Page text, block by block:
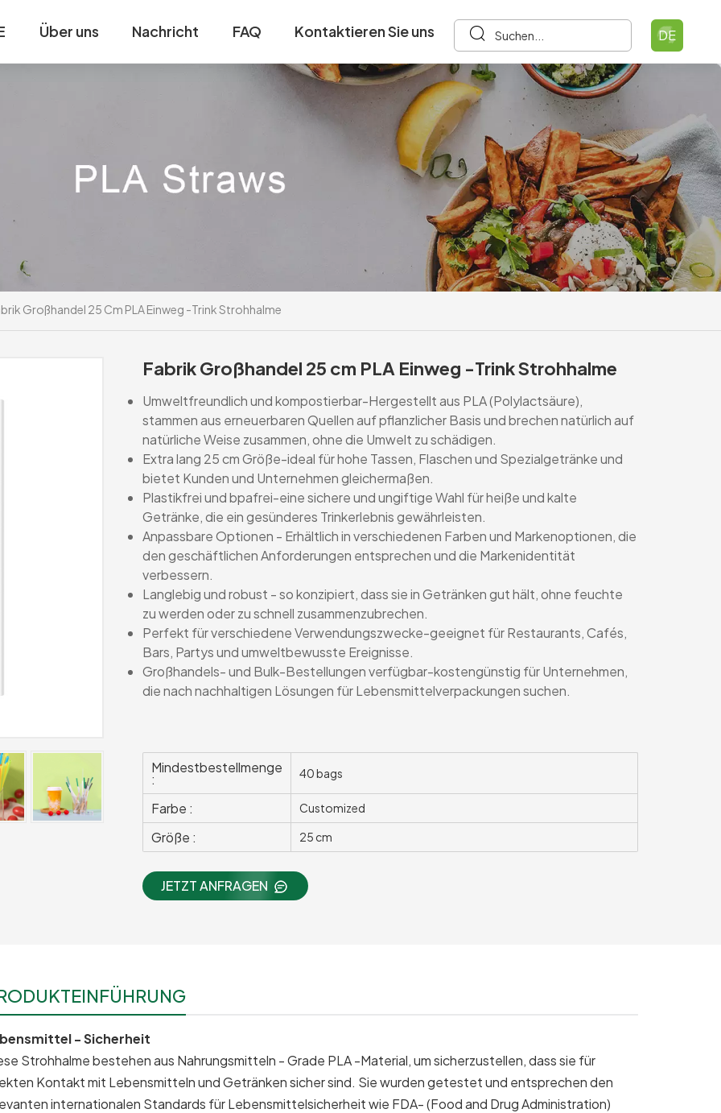
Über uns Nachricht FAQ Kontaktieren Sie uns DE
Großhandel 25 Cm PLA Einweg -Trink Strohhalme
Fabrik Großhandel 25 cm PLA Einweg -Trink Strohhalme
Umweltfreundlich und kompostierbar-Hergestellt aus PLA (Polylactsäure),
stammen aus erneuerbaren Quellen auf pflanzlicher Basis und brechen natürlich auf
natürliche Weise zusammen, ohne die Umwelt zu schädigen.
Extra lang 25 cm Größe-ideal für hohe Tassen, Flaschen und Spezialgetränke und
bietet Kunden und Unternehmen gleichermaßen.
Plastikfrei und bpafrei-eine sichere und ungiftige Wahl für heiße und kalte
Getränke, die ein gesünderes Trinkerlebnis gewährleisten.
Anpassbare Optionen - Erhältlich in verschiedenen Farben und Markenoptionen, die
den geschäftlichen Anforderungen entsprechen und die Markenidentität
verbessern.
Langlebig und robust - so konzipiert, dass sie in Getränken gut hält, ohne feuchte
zu werden oder zu schnell zusammenzubrechen.
Perfekt für verschiedene Verwendungszwecke-geeignet für Restaurants, Cafés,
Bars, Partys und umweltbewusste Ereignisse.
Großhandels- und Bulk-Bestellungen verfügbar-kostengünstig für Unternehmen,
die nach nachhaltigen Lösungen für Lebensmittelverpackungen suchen.
Mindestbestellmenge
: 40 bags
Farbe : Customized
Größe : 25 cm
JETZT ANFRAGEN
- Sicherheit
Strohhalme bestehen aus Nahrungsmitteln - Grade PLA -Material, um sicherzustellen, dass sie für
Kontakt mit Lebensmitteln und Getränken sicher sind. Sie wurden getestet und entsprechen den
internationalen Standards für Lebensmittelsicherheit wie FDA- (Food and Drug Administration)